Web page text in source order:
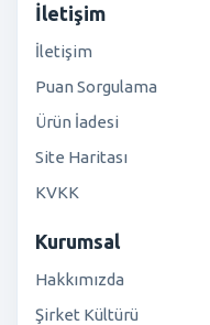
İletişim
İletişim
Puan Sorgulama
Ürün İadesi
Site Haritası
KVKK
Kurumsal
Hakkımızda
Şirket Kültürü